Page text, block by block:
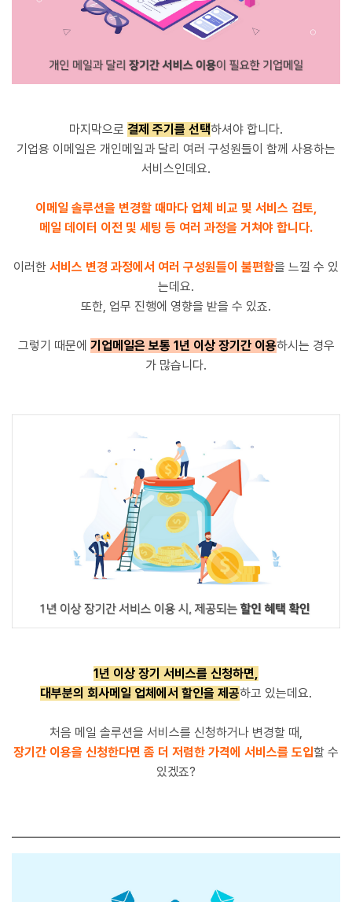
마지막으로 결제 주기를 선택하셔야 합니다.
기업용 이메일은 개인메일과 달리 여러 구성원들이 함께 사용하는
서비스인데요.
이메일 솔루션을 변경할 때마다 업체 비교 및 서비스 검토,
메일 데이터 이전 및 세팅 등 여러 과정을 거쳐야 합니다.
이러한 서비스 변경 과정에서 여러 구성원들이 불편함을 느낄 수 있
는데요.
또한, 업무 진행에 영향을 받을 수 있죠.
그렇기 때문에 기업메일은 보통 1년 이상 장기간 이용하시는 경우
가 많습니다.
1년 이상 장기 서비스를 신청하면,
대부분의 회사메일 업체에서 할인을 제공하고 있는데요.
처음 메일 솔루션을 서비스를 신청하거나 변경할 때,
장기간 이용을 신청한다면 좀 더 저렴한 가격에 서비스를 도입할 수
있겠죠?